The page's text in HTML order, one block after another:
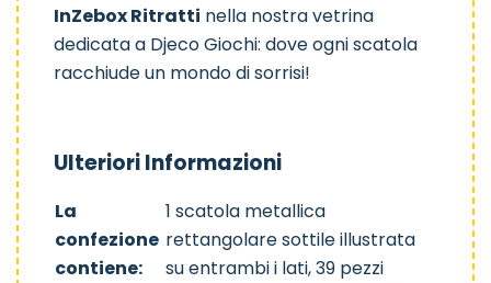
InZebox Ritratti nella nostra vetrina
dedicata a Djeco Giochi: dove ogni scatola
racchiude un mondo di sorrisi!
Ulteriori Informazioni
La
confezione
contiene:
1 scatola metallica
rettangolare sottile illustrata
su entrambi i lati, 39 pezzi